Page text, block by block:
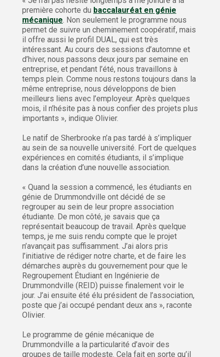
première cohorte du baccalauréat en génie
mécanique. Non seulement le programme nous
permet de suivre un cheminement coopératif, mais
il offre aussi le profil DUAL, qui est très
intéressant. Au cours des sessions d’automne et
d’hiver, nous passons deux jours par semaine en
entreprise, et pendant l’été, nous travaillons à
temps plein. Comme nous restons toujours dans la
même entreprise, nous développons de bien
meilleurs liens avec l’employeur. Après quelques
mois, il n’hésite pas à nous confier des projets plus
importants », indique Olivier.
Le natif de Sherbrooke n’a pas tardé à s’impliquer
au sein de sa nouvelle université. Fort de quelques
expériences en comités étudiants, il s’implique
dans la création d’une nouvelle association.
« Quand la session a commencé, les étudiants en
génie de Drummondville ont décidé de se
regrouper au sein de leur propre association
étudiante. De mon côté, je savais que ça
représentait beaucoup de travail. Après quelque
temps, je me suis rendu compte que le projet
n’avançait pas suffisamment. J’ai alors pris
l’initiative de rédiger notre charte, et de faire les
démarches auprès du gouvernement pour que le
Regroupement Étudiant en Ingénierie de
Drummondville (REID) puisse finalement voir le
jour. J’ai ensuite été élu président de l’association,
poste que j’ai occupé pendant deux ans », raconte
Olivier.
Le programme de génie mécanique de
Drummondville a la particularité d’avoir des
groupes de taille modeste. Cela fait en sorte qu’il